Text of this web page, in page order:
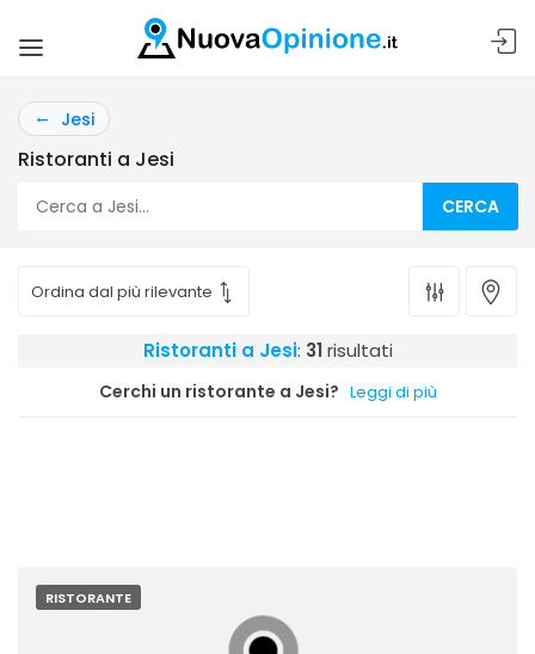
Jesi
Ristoranti a Jesi
CERCA
Ristoranti a Jesi: 31risultati
Cerchi un ristorante a Jesi? Leggi di più
RISTORANTE